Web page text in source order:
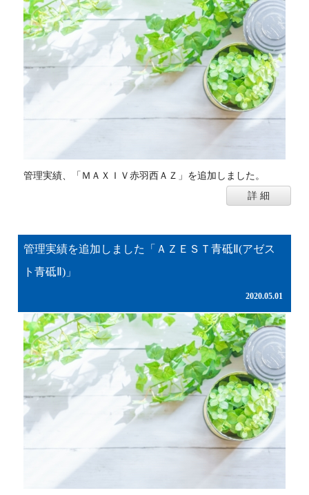
管理実績、「ＭＡＸＩＶ赤羽西ＡＺ」を追加しました。
詳 細
管理実績を追加しました「ＡＺＥＳＴ青砥Ⅱ(アゼス
ト青砥Ⅱ)」
2020.05.01